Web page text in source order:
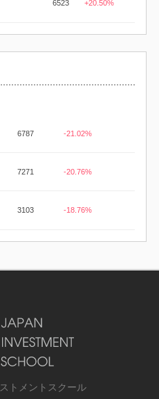
6523 +20.50%
6787 -21.02%
7271 -20.76%
3103 -18.76%
トメントスクール